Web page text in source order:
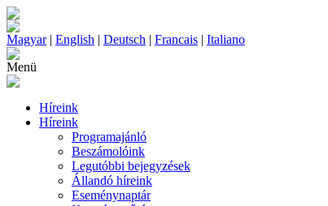
Magyar| English | Deutsch | Francais | Italiano
Menü
Híreink
Híreink
Programajánló
Beszámolóink
Legutóbbi bejegyzések
Állandó híreink
Eseménynaptár